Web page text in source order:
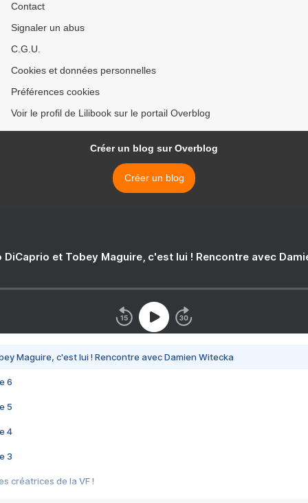
Contact
Signaler un abus
C.G.U.
Cookies et données personnelles
Préférences cookies
Voir le profil de Lilibook sur le portail Overblog
Créer un blog sur Overblog
Créer un blog
DiCaprio et Tobey Maguire, c'est lui ! Rencontre avec
Maguire, c'est lui ! Rencontre avec Damien Witecka
6
5
4
3
créatrices de la VF !